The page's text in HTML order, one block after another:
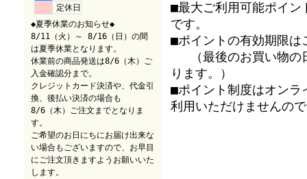
定休日
◆夏季休業のお知らせ◆
8/11（火）～ 8/16（日）の間
は夏季休業となります。
休業前の商品発送は8/6（木）ご
入金確認分まで。
クレジットカード決済や、代金引
換、後払い決済の場合も
8/6（木）ご注文までとなりま
す。
ご希望のお日にちにお届け出来な
い場合もございますので、お早目
にご注文頂きますようお願いいた
します。
■最大ご利用可能ポイン
です。
■ポイントの有効期限は
（最後のお買い物の
ります。）
■ポイント制度はオン
利用いただけませんの